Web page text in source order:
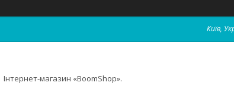
Київ,
Інтернет-магазин «BoomShop».